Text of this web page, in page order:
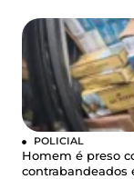
POLICIAL
Homem é preso
contrabandeados